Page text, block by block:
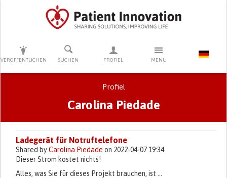
VERÖFFENTLICHEN SUCHEN PROFIEL MENU
DRÜCKEN SIE AUF ENTER UM DIE SUCHE ZU STARTEN
Profiel
Carolina Piedade
Primary tabs
Ladegerät für Notruftelefone
Shared byCarolina Piedade on 2022-04-07 19:34
Dieser Strom kostet nichts!
Alles, was Sie für dieses Projekt brauchen, ist ...